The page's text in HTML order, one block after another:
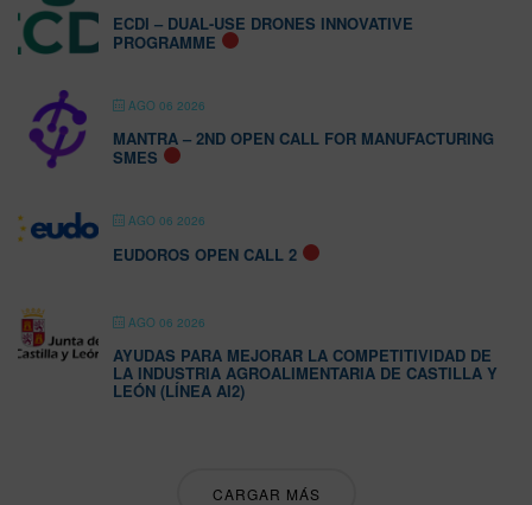
ECDI – DUAL-USE DRONES INNOVATIVE
PROGRAMME
AGO 06 2026
MANTRA – 2ND OPEN CALL FOR MANUFACTURING
SMES
AGO 06 2026
EUDOROS OPEN CALL 2
AGO 06 2026
AYUDAS PARA MEJORAR LA COMPETITIVIDAD DE
LA INDUSTRIA AGROALIMENTARIA DE CASTILLA Y
LEÓN (LÍNEA AI2)
CARGAR MÁS